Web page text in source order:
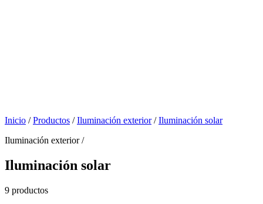
Inicio / Productos / Iluminación exterior / Iluminación solar
Iluminación exterior /
Iluminación solar
9 productos